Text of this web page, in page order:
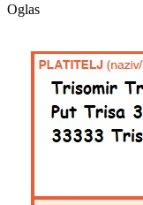
Oglas